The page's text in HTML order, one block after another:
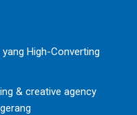
High-Converting
& creative agency